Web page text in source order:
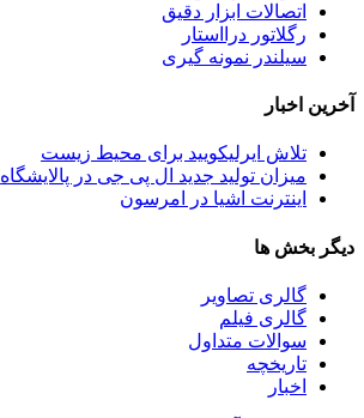
اتصالات ابزار دقیق
رگلاتور درااستار
سیلندر نمونه گیری
آخرین اخبار
تلاش ایرلیکویید برای محیط زیست
میزان تولید جدید ال پی جی در پالایشگاه
اینترنت اشیا در امرسون
دیگر بخش ها
گالری تصاویر
گالری فیلم
سوالات متداول
تاریخچه
اخبار